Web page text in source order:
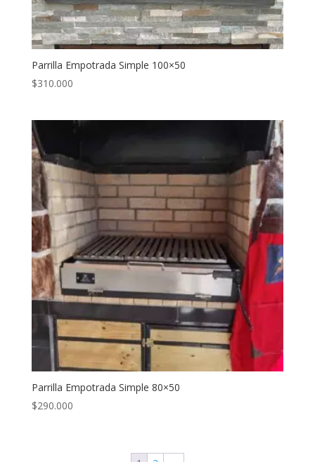
Parrilla Empotrada Simple 100×50
$310.000
Parrilla Empotrada Simple 80×50
$290.000